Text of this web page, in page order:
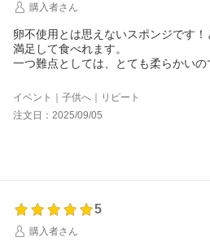
購入者さん
卵不使用とは思えないスポンジです
満足して食べれます。
一つ難点としては、とても柔らかいの
地が少し持っていかれやすいので、
す！
イベント｜子供へ｜リピート
注文日：2025/09/05
5
購入者さん